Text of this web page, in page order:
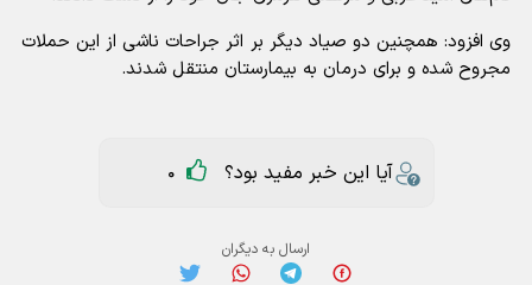
وی افزود: همچنین دو صیاد دیگر بر اثر جراحات ناشی از این حملات
مجروح شده و برای درمان به بیمارستان منتقل شدند.
آیا این خبر مفید بود؟ 0
ارسال به دیگران